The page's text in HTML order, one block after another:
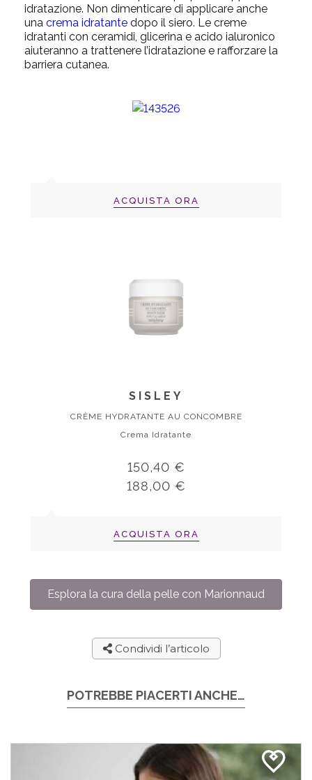
idratazione. Non dimenticare di applicare anche
una crema idratante dopo il siero. Le creme
idratanti con ceramidi, glicerina e acido ialuronico
aiuteranno a trattenere l’idratazione e rafforzare la
barriera cutanea.
ACQUISTA ORA
SISLEY
CRÈME HYDRATANTE AU CONCOMBRE
Crema Idratante
150,40 €
188,00 €
ACQUISTA ORA
Esplora la cura della pelle con Marionnaud
Condividi l’articolo
POTREBBE PIACERTI ANCHE…